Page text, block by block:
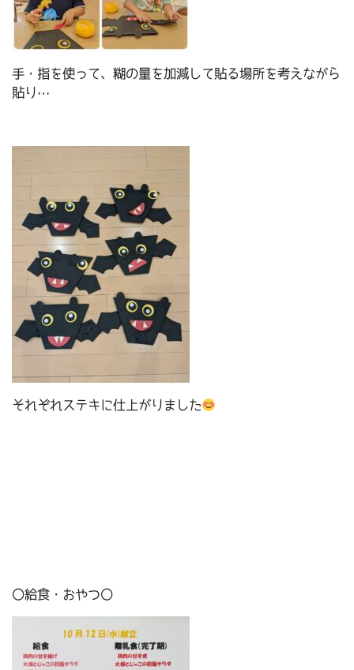
手・指を使って、糊の量を加減して貼る場所を考えながら
貼り…
それぞれステキに仕上がりました
〇給食・おやつ〇